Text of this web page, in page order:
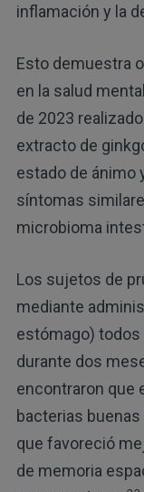
inflamación y la
Esto demuestra
en la salud
de 2023
extracto de
estado de ánimo
síntomas
microbioma
Los sujetos de
mediante
estómago)
durante dos
encontraron que
bacterias
que favoreció
de memoria